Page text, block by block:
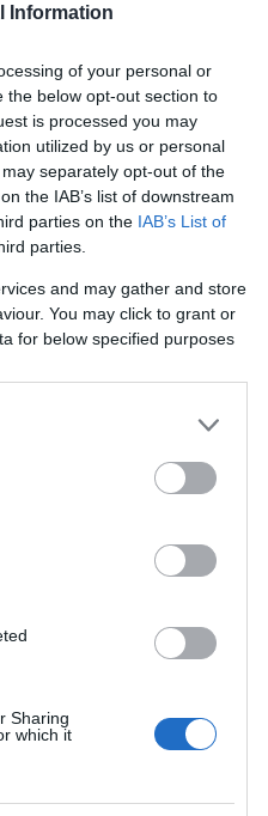
Information
of your personal or
the below opt-out section to
is processed you may
utilized by us or personal
separately opt-out of the
the IAB’s list of downstream
parties on the IAB’s List of
parties.
and may gather and store
You may click to grant or
for below specified purposes
Sharing
which it
de